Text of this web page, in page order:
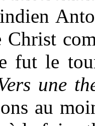
Christ
fut le
une
au